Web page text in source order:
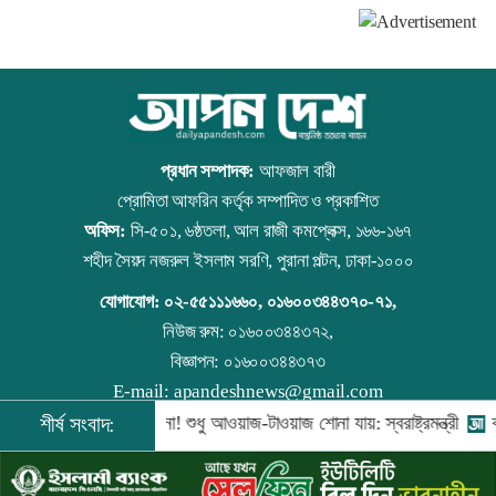
থেকেই
প্রধান সম্পাদক: আফজাল বারী
প্রোমিতা আফরিন কর্তৃক সম্পাদিত ও প্রকাশিত
অফিস: সি-৫০১, ৬ষ্ঠতলা, আল রাজী কমপ্লেক্স, ১৬৬-১৬৭
শহীদ সৈয়দ নজরুল ইসলাম সরণি, পুরানা পল্টন, ঢাকা-১০০০
যোগাযোগ: ০২-৫৫১১১৬৬০, ০১৬০০৩৪৪৩৭০-৭১,
নিউজ রুম: ০১৬০০৩৪৪৩৭২,
বিজ্ঞাপন: ০১৬০০৩৪৪৩৭৩
E-mail: apandeshnews@gmail.com
ইমিথমেকারস.কম
শীর্ষ সংবাদ:
সরকার কিসের হাসিনা! শুধু আওয়াজ-টাওয়াজ শোনা যায়: স্বরাষ্ট্রমন্ত্রী